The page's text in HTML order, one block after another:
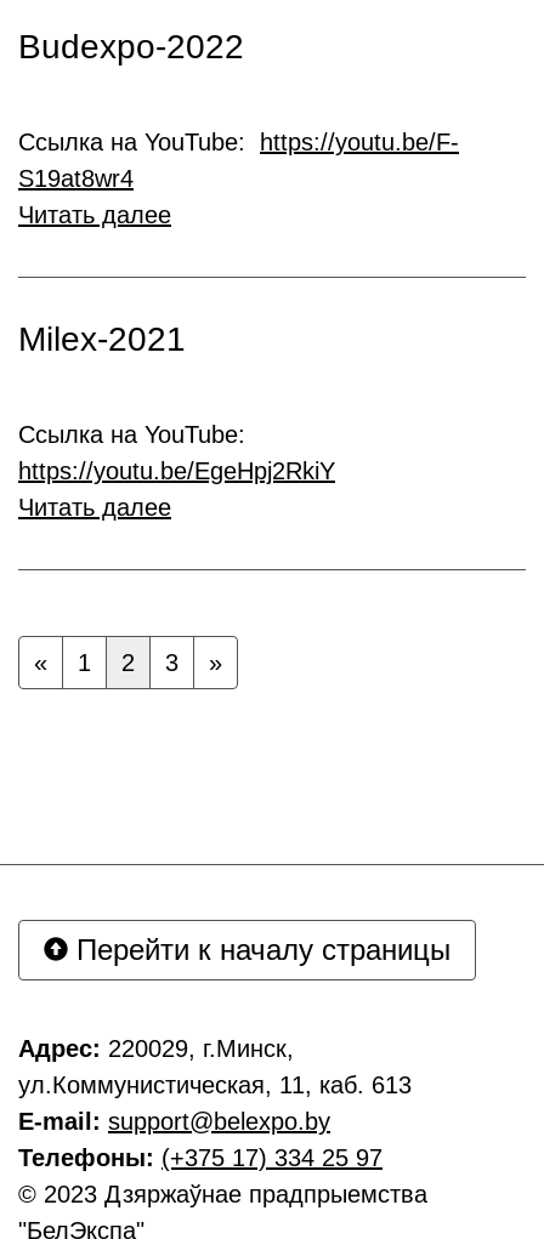
Budexpo-2022
Ссылка на YouTube:
https://youtu.be/F-
S19at8wr4
Читать далее
Milex-2021
Ссылка на YouTube:
https://youtu.be/EgeHpj2RkiY
Читать далее
« 1 2 3 »
Перейти к началу страницы
Адрес: 220029, г.Минск,
ул.Коммунистическая, 11, каб. 613
E-mail: support@belexpo.by
Телефоны: (+375 17) 334 25 97
© 2023 Дзяржаўнае прадпрыемства
"БелЭкспа"